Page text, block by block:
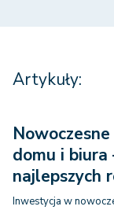
Artykuły:
domu i biura
najlepszych
Inwestycja w